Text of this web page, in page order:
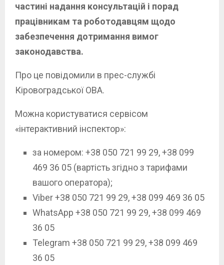
частині надання консультацій і порад
працівникам та роботодавцям щодо
забезпечення дотримання вимог
законодавства.
Про це повідомили в прес-службі
Кіровоградської ОВА.
Можна користуватися сервісом
«інтерактивний інспектор»:
за номером: +38 050 721 99 29, +38 099
469 36 05 (вартість згідно з тарифами
вашого оператора);
Viber +38 050 721 99 29, +38 099 469 36 05
WhatsApp +38 050 721 99 29, +38 099 469
36 05
Telegram +38 050 721 99 29, +38 099 469
36 05